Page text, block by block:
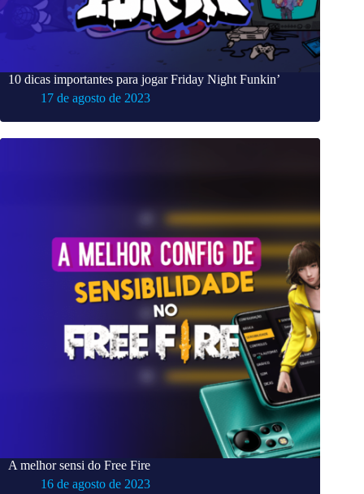
10 dicas importantes para jogar Friday Night Funkin’
17 de agosto de 2023
A melhor sensi do Free Fire
16 de agosto de 2023